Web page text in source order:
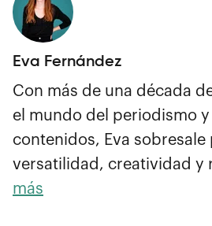
Eva Fernández
Con más de una década
el mundo del periodismo
contenidos, Eva sobresale
versatilidad, creatividad y
más